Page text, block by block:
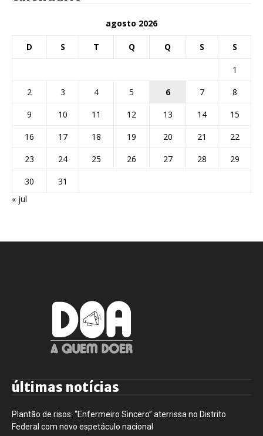
agosto 2026
D S T Q Q S S
1
2
3 4 5 6 7
8
9
10 11 12 13 14
15
16
17 18 19 20 21
22
23
24 25 26 27 28
29
30
31
« jul
últimas notícias
Plantão de risos: “Enfermeiro Sincero” aterrissa no Distrito
Federal com novo espetáculo nacional